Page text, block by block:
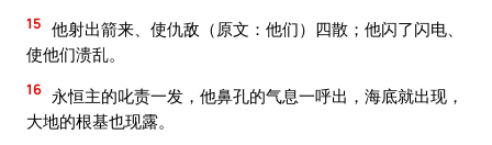
15 他射出箭来、使仇敌（原文：他们）四散；他闪了闪电、
使他们溃乱。
16 永恒主的叱责一发，他鼻孔的气息一呼出，海底就出现，
大地的根基也现露。